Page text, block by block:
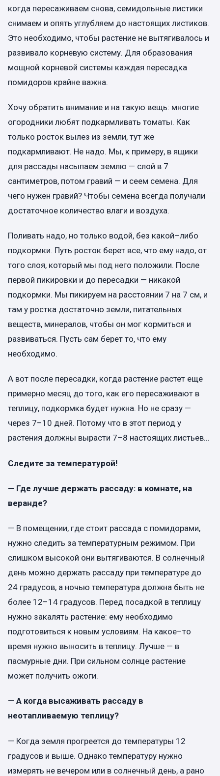
когда пересаживаем снова, семидольные листики
снимаем и опять углубляем до настоящих листиков.
Это необходимо, чтобы растение не вытягивалось и
развивало корневую систему. Для образования
мощной корневой системы каждая пересадка
помидоров крайне важна.
Хочу обратить внимание и на такую вещь: многие
огородники любят подкармливать томаты. Как
только росток вылез из земли, тут же
подкармливают. Не надо. Мы, к примеру, в ящики
для рассады насыпаем землю — слой в 7
сантиметров, потом гравий — и сеем семена. Для
чего нужен гравий? Чтобы семена всегда получали
достаточное количество влаги и воздуха.
Поливать надо, но только водой, без какой–либо
подкормки. Путь росток берет все, что ему надо, от
того слоя, который мы под него положили. После
первой пикировки и до пересадки — никакой
подкормки. Мы пикируем на расстоянии 7 на 7 см, и
там у ростка достаточно земли, питательных
веществ, минералов, чтобы он мог кормиться и
развиваться. Пусть сам берет то, что ему
необходимо.
А вот после пересадки, когда растение растет еще
примерно месяц до того, как его пересаживают в
теплицу, подкормка будет нужна. Но не сразу —
через 7–10 дней. Потому что в этот период у
растения должны вырасти 7–8 настоящих листьев…
Следите за температурой!
— Где лучше держать рассаду: в комнате, на
веранде?
— В помещении, где стоит рассада с помидорами,
нужно следить за температурным режимом. При
слишком высокой они вытягиваются. В солнечный
день можно держать рассаду при температуре до
24 градусов, а ночью температура должна быть не
более 12–14 градусов. Перед посадкой в теплицу
нужно закалять растение: ему необходимо
подготовиться к новым условиям. На какое–то
время нужно выносить в теплицу. Лучше — в
пасмурные дни. При сильном солнце растение
может получить ожоги.
— А когда высаживать рассаду в
неотапливаемую теплицу?
— Когда земля прогреется до температуры 12
градусов и выше. Однако температуру нужно
измерять не вечером или в солнечный день, а рано